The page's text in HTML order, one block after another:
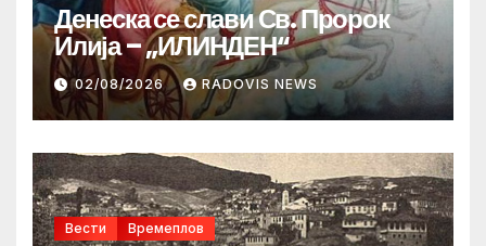
Денеска се слави Св. Пророк
Илија – „ИЛИНДЕН“
02/08/2026 RADOVIS NEWS
Вести Времеплов